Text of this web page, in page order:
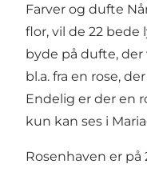
Farver og dufte
flor, vil de 22 bede
byde på dufte,
bl.a. fra en rose,
Endelig er der en
kun kan ses i
Rosenhaven er